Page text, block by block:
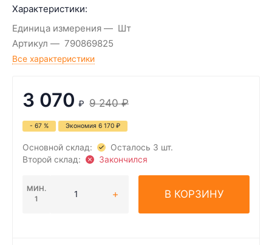
Характеристики:
Единица измерения
Шт
Артикул
790869825
Все характеристики
3 070 ₽ 9 240 ₽
- 67 % Экономия 6 170 ₽
Основной склад:
Осталось 3 шт.
Второй склад:
Закончился
МИН.
1
В КОРЗИНУ